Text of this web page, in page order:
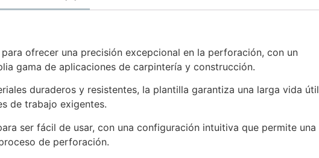
ofrecer una precisión excepcional en la perforación, con un
gama de aplicaciones de carpintería y construcción.
duraderos y resistentes, la plantilla garantiza una larga vida útil
de trabajo exigentes.
ser fácil de usar, con una configuración intuitiva que permite una
de perforación.